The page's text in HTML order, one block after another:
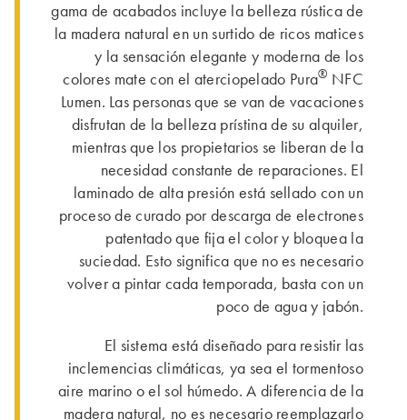
gama de acabados incluye la belleza rústica de
la madera natural en un surtido de ricos matices
y la sensación elegante y moderna de los
colores mate con el aterciopelado Pura® NFC
Lumen. Las personas que se van de vacaciones
disfrutan de la belleza prístina de su alquiler,
mientras que los propietarios se liberan de la
necesidad constante de reparaciones. El
laminado de alta presión está sellado con un
proceso de curado por descarga de electrones
patentado que fija el color y bloquea la
suciedad. Esto significa que no es necesario
volver a pintar cada temporada, basta con un
poco de agua y jabón.
El sistema está diseñado para resistir las
inclemencias climáticas, ya sea el tormentoso
aire marino o el sol húmedo. A diferencia de la
madera natural, no es necesario reemplazarlo